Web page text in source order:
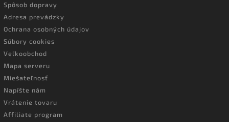
Spôsob dopravy
Adresa prevádzky
Ochrana osobných údajov
Súbory cookies
Veľkoobchod
Mapa serveru
Miešateľnosť
Napíšte nám
Vrátenie tovaru
Affiliate program